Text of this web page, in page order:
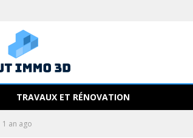
TRAVAUX ET RÉNOVATION
1 an ago